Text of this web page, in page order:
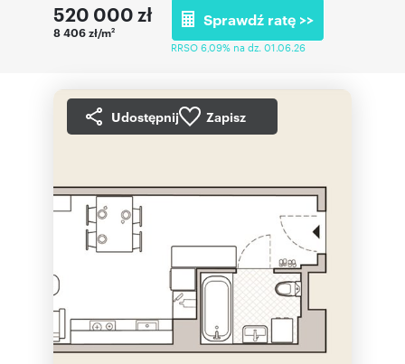
520 000 zł
8 406 zł/m2
Sprawdź ratę >>
RRSO 6,09% na dz. 01.06.26
Udostępnij Zapisz